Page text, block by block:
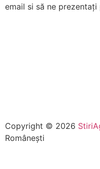
email si să ne
Copyright © 2026
Româneşti